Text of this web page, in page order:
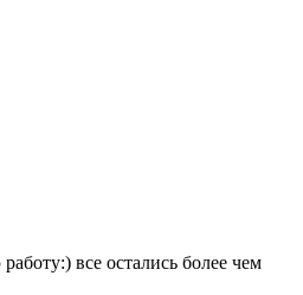
все остались более чем